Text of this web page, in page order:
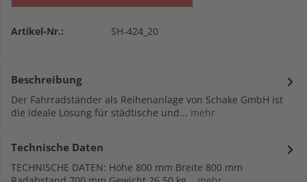
Artikel-Nr.: SH-424_20
Beschreibung
Der Fahrradständer als Reihenanlage von Schake GmbH ist
die ideale Lösung für städtische und... mehr
Technische Daten
TECHNISCHE DATEN: Höhe 800 mm Breite 800 mm